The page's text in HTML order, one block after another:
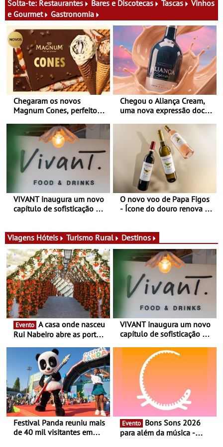
Solta-te: Restaurantes Bares e Discotecas Tascas
Vinhos
e Gourmet
Gastronomia
Chegaram os novos
Magnum Cones, perfeitos
Chegou o Aliança Cream,
uma nova expressão doce
VIVANT inaugura um novo
capítulo de sofisticação no
na Quinta do Lago com
uma experiência que une
gastronomia mediterrânica,
cocktails de assinatura e
música
O novo voo de Papa Figos
- Ícone do douro renova a
líder
Viagens Hóteis Turismo Rural Destinos
Evento
Rui Nabeiro abre as portas
Povo de Campo Maior -
Festas decorrem entre 8 e
16 de agosto
VIVANT inaugura um novo
capítulo de sofisticação no
gerência, o Vivant reabre
na Quinta do Lago com
uma experiência que une
gastronomia mediterrânica,
cocktails de assinatura e
música
Festival Panda reuniu mais
de 40 mil visitantes em
Evento
para além da música -